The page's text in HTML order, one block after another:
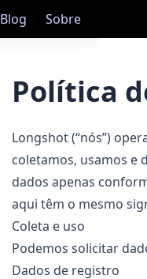
Blog Sobre
Política
Longshot (“nós”)
coletamos, usamos e
dados apenas
aqui têm o mesmo
Coleta e uso
Podemos solicitar
Dados de registro